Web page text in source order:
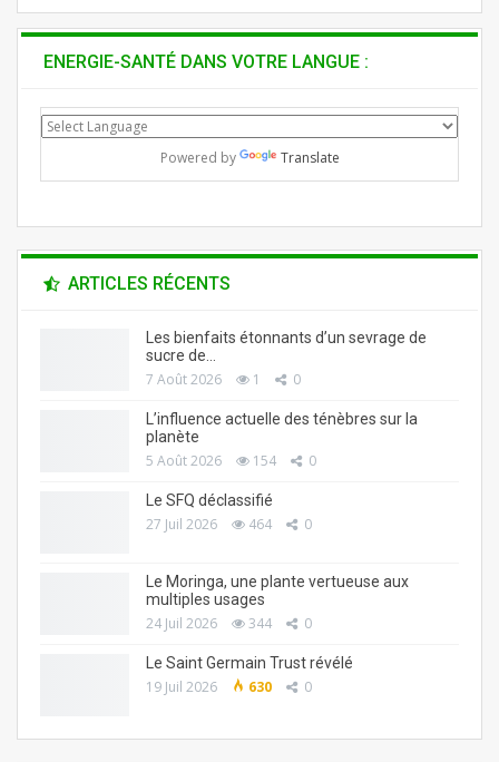
ENERGIE-SANTÉ DANS VOTRE LANGUE :
Powered by Translate
ARTICLES RÉCENTS
Les bienfaits étonnants d’un sevrage de
sucre de…
7 Août 2026 1 0
L’influence actuelle des ténèbres sur la
planète
5 Août 2026 154 0
Le SFQ déclassifié
27 Juil 2026 464 0
Le Moringa, une plante vertueuse aux
multiples usages
24 Juil 2026 344 0
Le Saint Germain Trust révélé
19 Juil 2026 630 0